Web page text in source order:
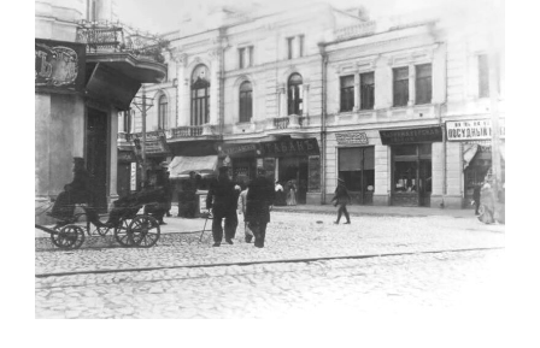
Фото Житомира період
до 1917 року
Leave a comment
ЖИТОМИР МИХАЙЛІВСЬКА 1903 РОКУ